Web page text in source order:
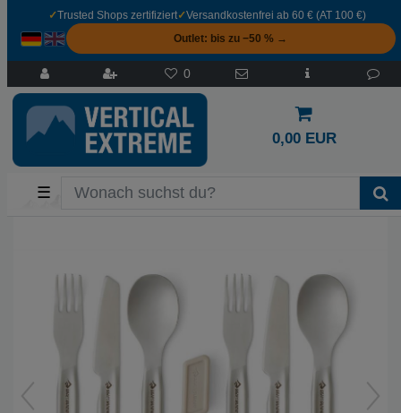
✓Trusted Shops zertifiziert✓Versandkostenfrei ab 60 € (AT 100 €)
Outlet: bis zu −50 % →
0
0,00 EUR
☰